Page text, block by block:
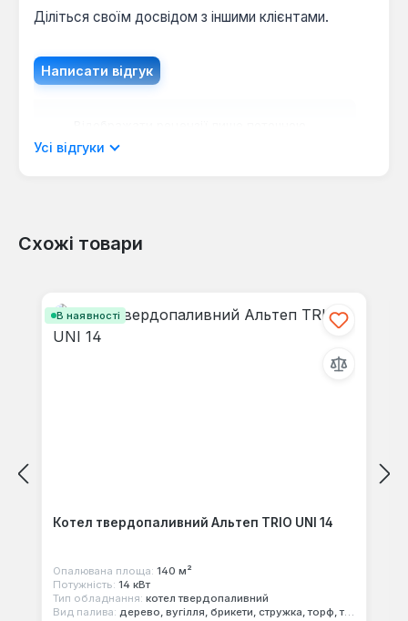
Діліться своїм досвідом з іншими клієнтами.
Написати відгук
мовою.
Відгуків не знайдено. Поділіться
Усі відгуки
Схожі товари
В наявності
Котел твердопаливний Альтеп TRIO UNI 14
Опалювана площа: 140 м²
Потужність: 14 кВт
Тип обладнання: котел твердопаливний
Вид палива: дерево, вугілля, брикети, стружка, торф, тирса